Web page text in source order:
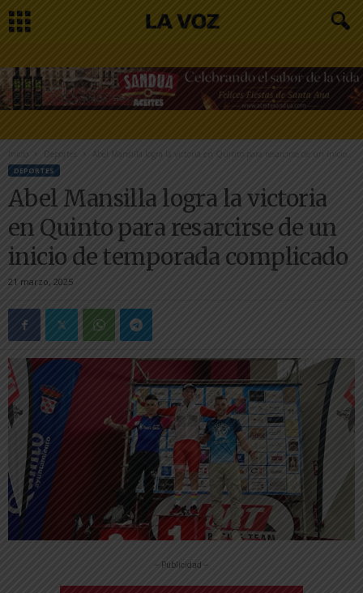
Inicio Abel Mansilla logra la victoria en Quinto para resarcirse de un inicio...
DEPORTES
Abel Mansilla logra la victoria
en Quinto para resarcirse de un
inicio de temporada complicado
21 marzo, 2025
-- Publicidad --